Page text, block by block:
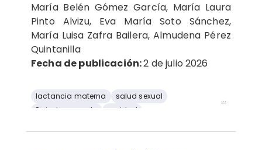
María Belén Gómez García, María Laura
Pinto Alvizu, Eva María Soto Sánchez,
María Luisa Zafra Bailera, Almudena Pérez
Quintanilla
Fecha de publicación:2 de julio 2026
lactancia materna
salud sexual
Periodo posparto
paridad
...